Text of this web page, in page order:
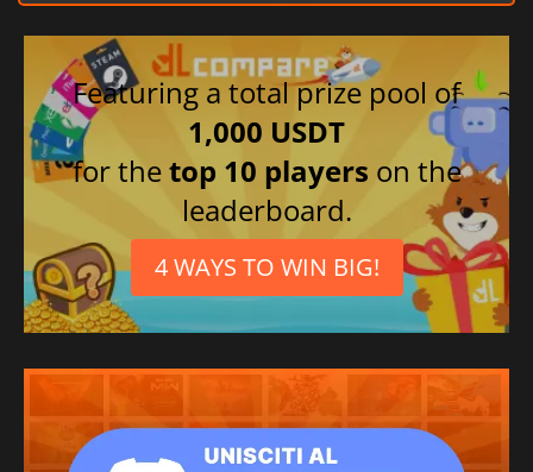
Featuring a total prize pool of
1,000 USDT
for thetop 10 players on the
leaderboard.
4 WAYS TO WIN BIG!